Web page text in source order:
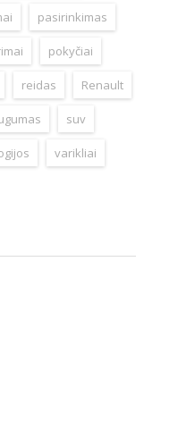
pasirinkimas
pokyčiai
reidas Renault
suv
varikliai